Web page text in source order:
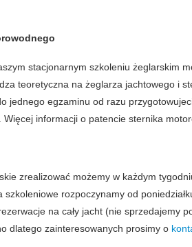
stacjonarnym szkoleniu żeglarskim
teoretyczna na żeglarza jachtowego i
jednego egzaminu od razu
Więcej informacji o patencie sternika
zrealizować możemy w każdym
szkoleniowe rozpoczynamy od
na cały jacht (nie sprzedajemy
dlatego zainteresowanych prosimy o